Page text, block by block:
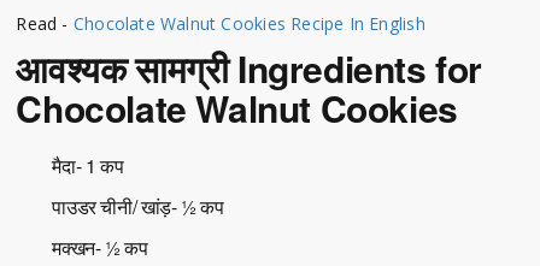
Read - Chocolate Walnut Cookies Recipe In English
आवश्यक सामग्री Ingredients for
Chocolate Walnut Cookies
मैदा- 1 कप
पाउडर चीनी/ खांड़- ½ कप
मक्खन- ½ कप